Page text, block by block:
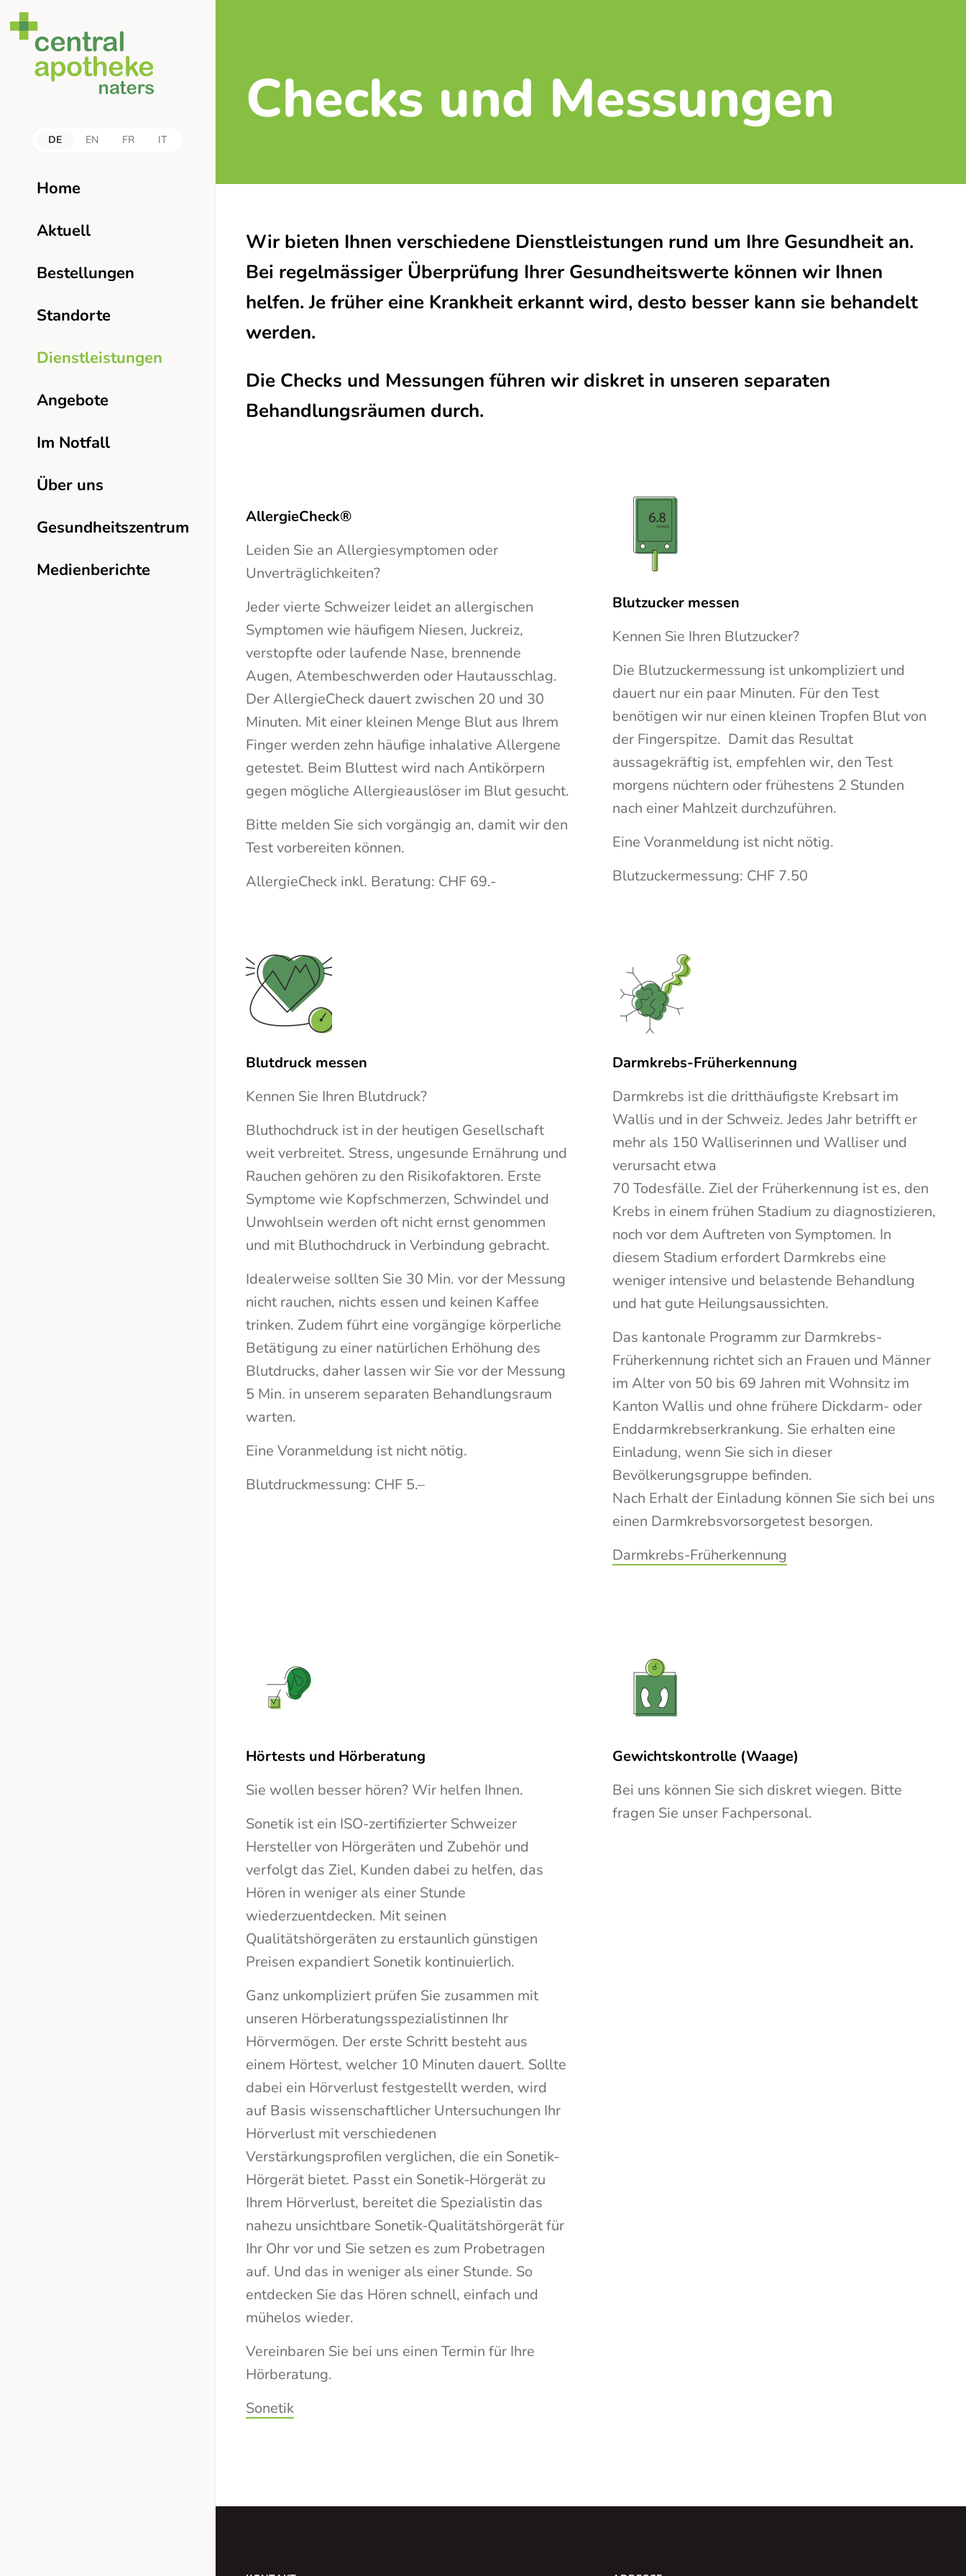
DE EN FR IT
Home
Aktuell
Bestellungen
Standorte
Dienstleistungen
Angebote
Im Notfall
Über uns
Gesundheitszentrum
Medienberichte
Checks und Messungen
Wir bieten Ihnen verschiedene Dienstleistungen rund um Ihre Gesundheit an.
Bei regelmässiger Überprüfung Ihrer Gesundheitswerte können wir Ihnen
helfen. Je früher eine Krankheit erkannt wird, desto besser kann sie behandelt
werden.
Die Checks und Messungen führen wir diskret in unseren separaten
Behandlungsräumen durch.
AllergieCheck®
Leiden Sie an Allergiesymptomen oder
Unverträglichkeiten?
Jeder vierte Schweizer leidet an allergischen
Symptomen wie häufigem Niesen, Juckreiz,
verstopfte oder laufende Nase, brennende
Augen, Atembeschwerden oder Hautausschlag.
Der AllergieCheck dauert zwischen 20 und 30
Minuten. Mit einer kleinen Menge Blut aus Ihrem
Finger werden zehn häufige inhalative Allergene
getestet. Beim Bluttest wird nach Antikörpern
gegen mögliche Allergieauslöser im Blut gesucht.
Bitte melden Sie sich vorgängig an, damit wir den
Test vorbereiten können.
AllergieCheck inkl. Beratung: CHF 69.-
Blutzucker messen
Kennen Sie Ihren Blutzucker?
Die Blutzuckermessung ist unkompliziert und
dauert nur ein paar Minuten. Für den Test
benötigen wir nur einen kleinen Tropfen Blut von
der Fingerspitze. Damit das Resultat
aussagekräftig ist, empfehlen wir, den Test
morgens nüchtern oder frühestens 2 Stunden
nach einer Mahlzeit durchzuführen.
Eine Voranmeldung ist nicht nötig.
Blutzuckermessung: CHF 7.50
Blutdruck messen
Kennen Sie Ihren Blutdruck?
Bluthochdruck ist in der heutigen Gesellschaft
weit verbreitet. Stress, ungesunde Ernährung und
Rauchen gehören zu den Risikofaktoren. Erste
Symptome wie Kopfschmerzen, Schwindel und
Unwohlsein werden oft nicht ernst genommen
und mit Bluthochdruck in Verbindung gebracht.
Idealerweise sollten Sie 30 Min. vor der Messung
nicht rauchen, nichts essen und keinen Kaffee
trinken. Zudem führt eine vorgängige körperliche
Betätigung zu einer natürlichen Erhöhung des
Blutdrucks, daher lassen wir Sie vor der Messung
5 Min. in unserem separaten Behandlungsraum
warten.
Eine Voranmeldung ist nicht nötig.
Blutdruckmessung: CHF 5.–
Darmkrebs-Früherkennung
Darmkrebs ist die dritthäufigste Krebsart im
Wallis und in der Schweiz. Jedes Jahr betrifft er
mehr als 150 Walliserinnen und Walliser und
verursacht etwa
70 Todesfälle. Ziel der Früherkennung ist es, den
Krebs in einem frühen Stadium zu diagnostizieren,
noch vor dem Auftreten von Symptomen. In
diesem Stadium erfordert Darmkrebs eine
weniger intensive und belastende Behandlung
und hat gute Heilungsaussichten.
Das kantonale Programm zur Darmkrebs-
Früherkennung richtet sich an Frauen und Männer
im Alter von 50 bis 69 Jahren mit Wohnsitz im
Kanton Wallis und ohne frühere Dickdarm- oder
Enddarmkrebserkrankung. Sie erhalten eine
Einladung, wenn Sie sich in dieser
Bevölkerungsgruppe befinden.
Nach Erhalt der Einladung können Sie sich bei uns
einen Darmkrebsvorsorgetest besorgen.
Darmkrebs-Früherkennung
Hörtests und Hörberatung
Sie wollen besser hören? Wir helfen Ihnen.
Sonetik ist ein ISO-zertifizierter Schweizer
Hersteller von Hörgeräten und Zubehör und
verfolgt das Ziel, Kunden dabei zu helfen, das
Hören in weniger als einer Stunde
wiederzuentdecken. Mit seinen
Qualitätshörgeräten zu erstaunlich günstigen
Preisen expandiert Sonetik kontinuierlich.
Ganz unkompliziert prüfen Sie zusammen mit
unseren Hörberatungsspezialistinnen Ihr
Hörvermögen. Der erste Schritt besteht aus
einem Hörtest, welcher 10 Minuten dauert. Sollte
dabei ein Hörverlust festgestellt werden, wird
auf Basis wissenschaftlicher Untersuchungen Ihr
Hörverlust mit verschiedenen
Verstärkungsprofilen verglichen, die ein Sonetik-
Hörgerät bietet. Passt ein Sonetik-Hörgerät zu
Ihrem Hörverlust, bereitet die Spezialistin das
nahezu unsichtbare Sonetik-Qualitätshörgerät für
Ihr Ohr vor und Sie setzen es zum Probetragen
auf. Und das in weniger als einer Stunde. So
entdecken Sie das Hören schnell, einfach und
mühelos wieder.
Vereinbaren Sie bei uns einen Termin für Ihre
Hörberatung.
Sonetik
Gewichtskontrolle (Waage)
Bei uns können Sie sich diskret wiegen. Bitte
fragen Sie unser Fachpersonal.